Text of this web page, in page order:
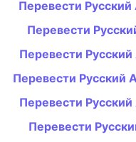
Перевести
Перевести
Перевести
Перевести Русский
Перевести
Перевести